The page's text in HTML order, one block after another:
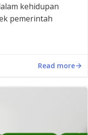
kehidupan
pemerintah
Read more